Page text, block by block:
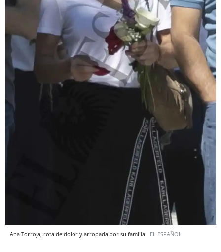
Ana Torroja, rota de dolor y arropada por su familia. EL ESPAÑOL